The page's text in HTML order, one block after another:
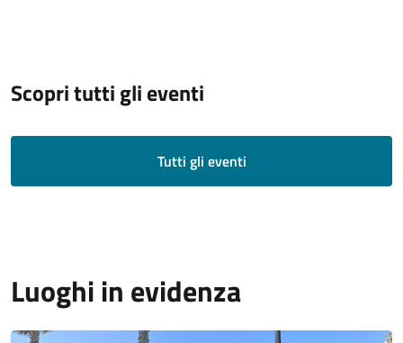
Scopri tutti gli eventi
Tutti gli eventi
Luoghi in evidenza